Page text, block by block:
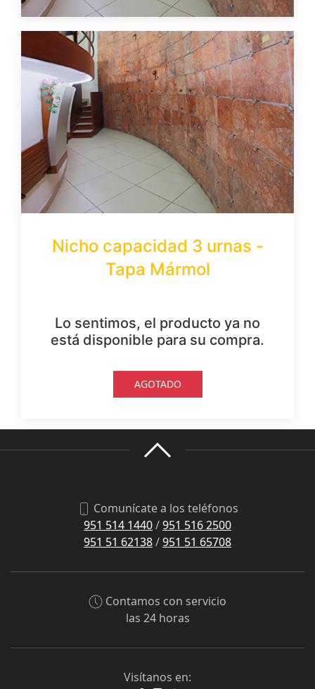
Nicho capacidad 3 urnas -
Tapa Mármol
Lo sentimos, el producto ya no
está disponible para su compra.
AGOTADO
Comunícate a los teléfonos
951 514 1440/951 516 2500
951 51 62138/951 51 65708
Contamos con servicio
las 24 horas
Visítanos en: